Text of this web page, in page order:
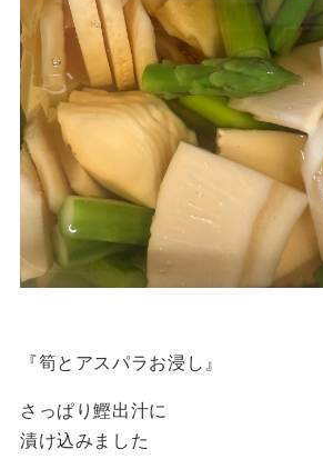
『筍とアスパラお浸し』
さっぱり鰹出汁に
漬け込みました